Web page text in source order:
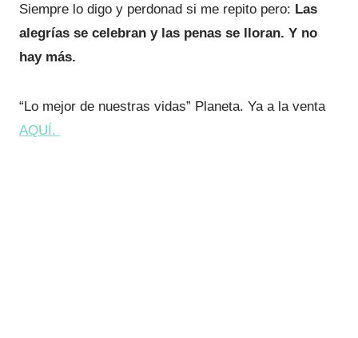
Siempre lo digo y perdonad si me repito pero: Las
alegrías se celebran y las penas se lloran. Y no
hay más.
“Lo mejor de nuestras vidas” Planeta. Ya a la venta
AQUÍ.